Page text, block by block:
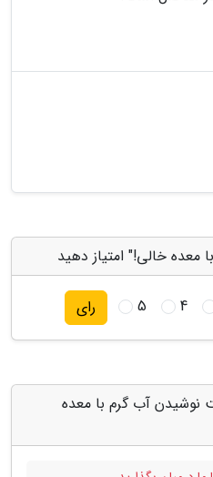
4
5 رای
مرتبط با "6 مزیت نوشیدن آب گرم با معده